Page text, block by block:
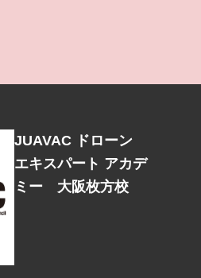
JUAVAC ドローン
エキスパート アカデ
ミー 大阪枚方校